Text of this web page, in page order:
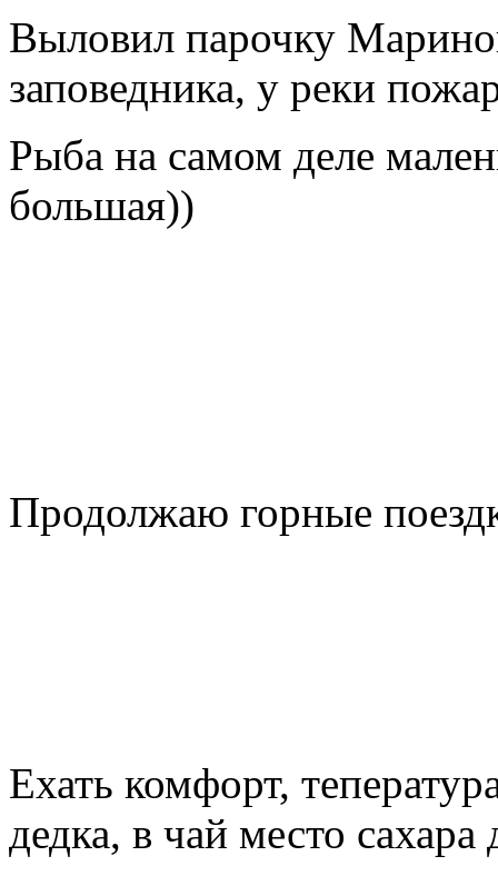
Выловил парочку
заповедника, у реки
Рыба на самом деле
большая))
Продолжаю горные
Ехать комфорт,
дедка, в чай место